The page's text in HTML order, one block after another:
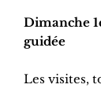
Dimanche
guidée
Les visites,